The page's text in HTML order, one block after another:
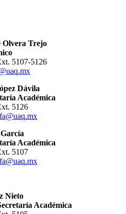
Olvera Trejo
5107-5126
Dávila
Académica
5126
Académica
5107
Nieto
Académica